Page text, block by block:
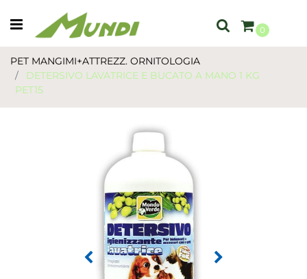
Open menu
0
PET MANGIMI+ATTREZZ. ORNITOLOGIA
DETERSIVO LAVATRICE E BUCATO A MANO 1 KG
PET15